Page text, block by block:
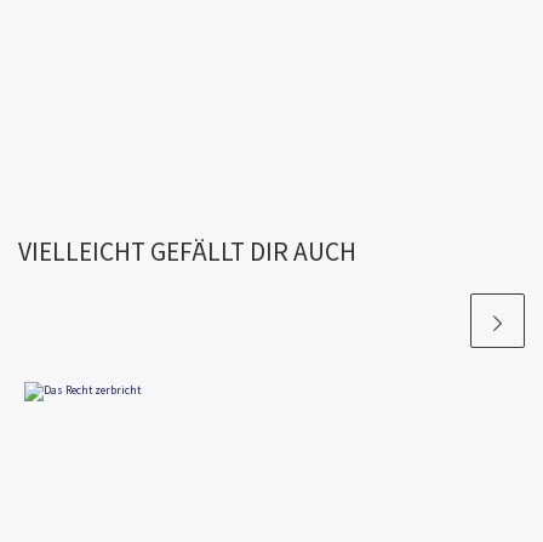
VIELLEICHT GEFÄLLT DIR AUCH